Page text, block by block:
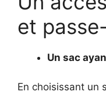
et
Un sac
En choisissant un